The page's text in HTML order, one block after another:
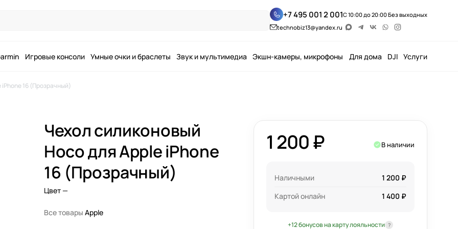
+7 495 001 2 001С 10:00 до 20:00 Без выходных
technobiz13@yandex.ru
Игровые консоли Умные очки и браслеты Звук и мультимедиа Экшн-камеры, микрофоны Для дома DJI Услуги
16 (Прозрачный)
Чехол силиконовый
Hoco для Apple iPhone
16 (Прозрачный)
Цвет—
Все товары Apple
1 200 ₽ В наличии
Наличными
1 200 ₽
Картой онлайн
1 400 ₽
+12 бонусов на карту лояльности ?